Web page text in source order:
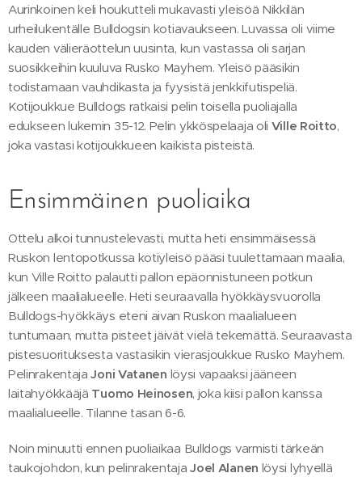
Aurinkoinen keli houkutteli mukavasti yleisöä Nikkilän
urheilukentälle Bulldogsin kotiavaukseen. Luvassa oli viime
kauden välieräottelun uusinta, kun vastassa oli sarjan
suosikkeihin kuuluva Rusko Mayhem. Yleisö pääsikin
todistamaan vauhdikasta ja fyysistä jenkkifutispeliä.
Kotijoukkue Bulldogs ratkaisi pelin toisella puoliajalla
edukseen lukemin 35-12. Pelin ykköspelaaja oli Ville Roitto,
joka vastasi kotijoukkueen kaikista pisteistä.
Ensimmäinen puoliaika
Ottelu alkoi tunnustelevasti, mutta heti ensimmäisessä
Ruskon lentopotkussa kotiyleisö pääsi tuulettamaan maalia,
kun Ville Roitto palautti pallon epäonnistuneen potkun
jälkeen maalialueelle. Heti seuraavalla hyökkäysvuorolla
Bulldogs-hyökkäys eteni aivan Ruskon maalialueen
tuntumaan, mutta pisteet jäivät vielä tekemättä. Seuraavasta
pistesuorituksesta vastasikin vierasjoukkue Rusko Mayhem.
PelinrakentajaJoni Vatanen löysi vapaaksi jääneen
laitahyökkääjä Tuomo Heinosen, joka kiisi pallon kanssa
maalialueelle. Tilanne tasan 6-6.
Noin minuutti ennen puoliaikaa Bulldogs varmisti tärkeän
taukojohdon, kun pelinrakentajaJoel Alanen löysi lyhyellä